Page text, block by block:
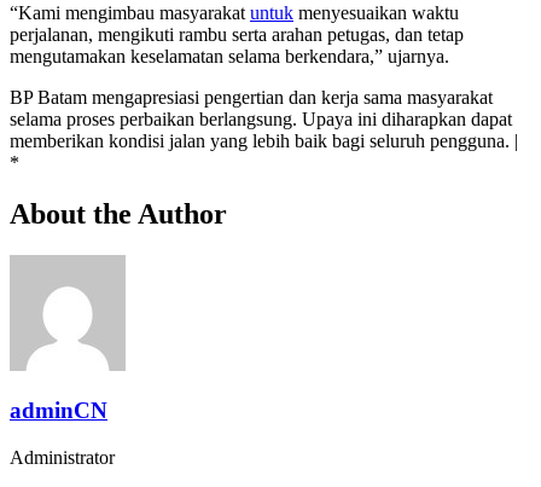
“Kami mengimbau masyarakat untuk menyesuaikan waktu
perjalanan, mengikuti rambu serta arahan petugas, dan tetap
mengutamakan keselamatan selama berkendara,” ujarnya.
BP Batam mengapresiasi pengertian dan kerja sama masyarakat
selama proses perbaikan berlangsung. Upaya ini diharapkan dapat
memberikan kondisi jalan yang lebih baik bagi seluruh pengguna. |
*
About the Author
adminCN
Administrator